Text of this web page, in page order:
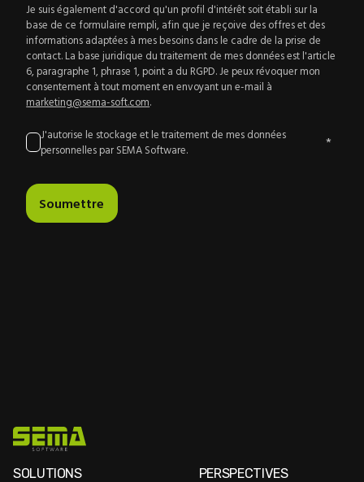
Je suis également d'accord qu'un profil d'intérêt soit établi sur la
base de ce formulaire rempli, afin que je reçoive des offres et des
informations adaptées à mes besoins dans le cadre de la prise de
contact. La base juridique du traitement de mes données est l'article
6, paragraphe 1, phrase 1, point a du RGPD. Je peux révoquer mon
consentement à tout moment en envoyant un e-mail à
marketing@sema-soft.com.
J'autorise le stockage et le traitement de mes données
personnelles par SEMA Software.
*
SOLUTIONS PERSPECTIVES